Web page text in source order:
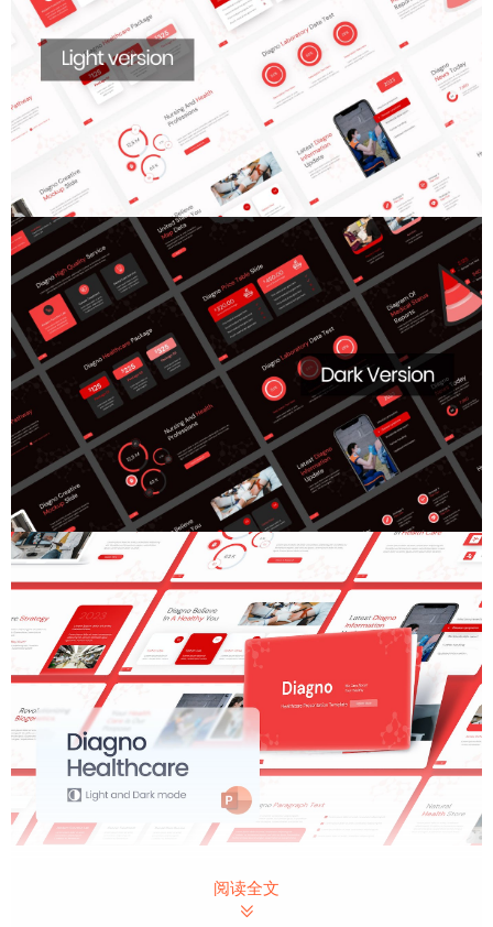
今天就与你分享到这里吧！我是[慢淘时光]，和你分享每一份的
阅读全文